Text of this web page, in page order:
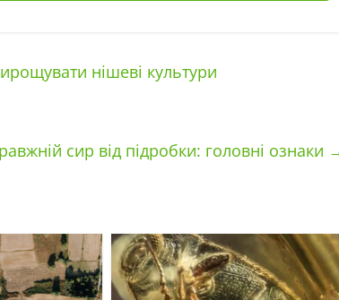
нішеві культури
сир від підробки: головні ознаки